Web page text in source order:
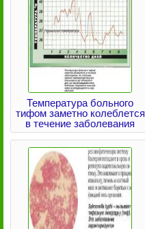
Температура больного
тифом заметно колеблется
в течение заболевания